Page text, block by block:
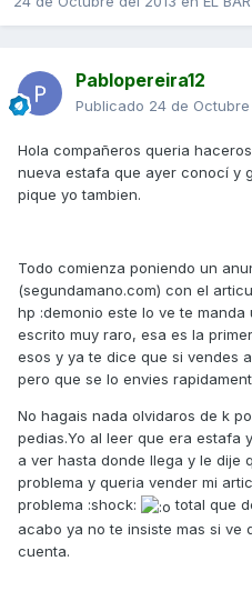
Pablopereira12
Publicado 24 de Octubre
Hola compañeros queria
nueva estafa que ayer conocí y
pique yo tambien.
Todo comienza poniendo un
(segundamano.com) con el
hp :demonio este lo ve te
escrito muy raro, esa es la
esos y ya te dice que si vendes
pero que se lo envies
No hagais nada olvidaros de k
pedias.Yo al leer que era estafa
a ver hasta donde llega y le dije
problema y queria vender mi
problema :shock:
total que
acabo ya no te insiste mas si ve
cuenta.